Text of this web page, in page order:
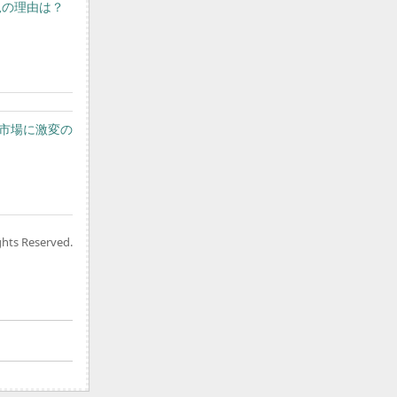
理由は？
場に激変の
Reserved.